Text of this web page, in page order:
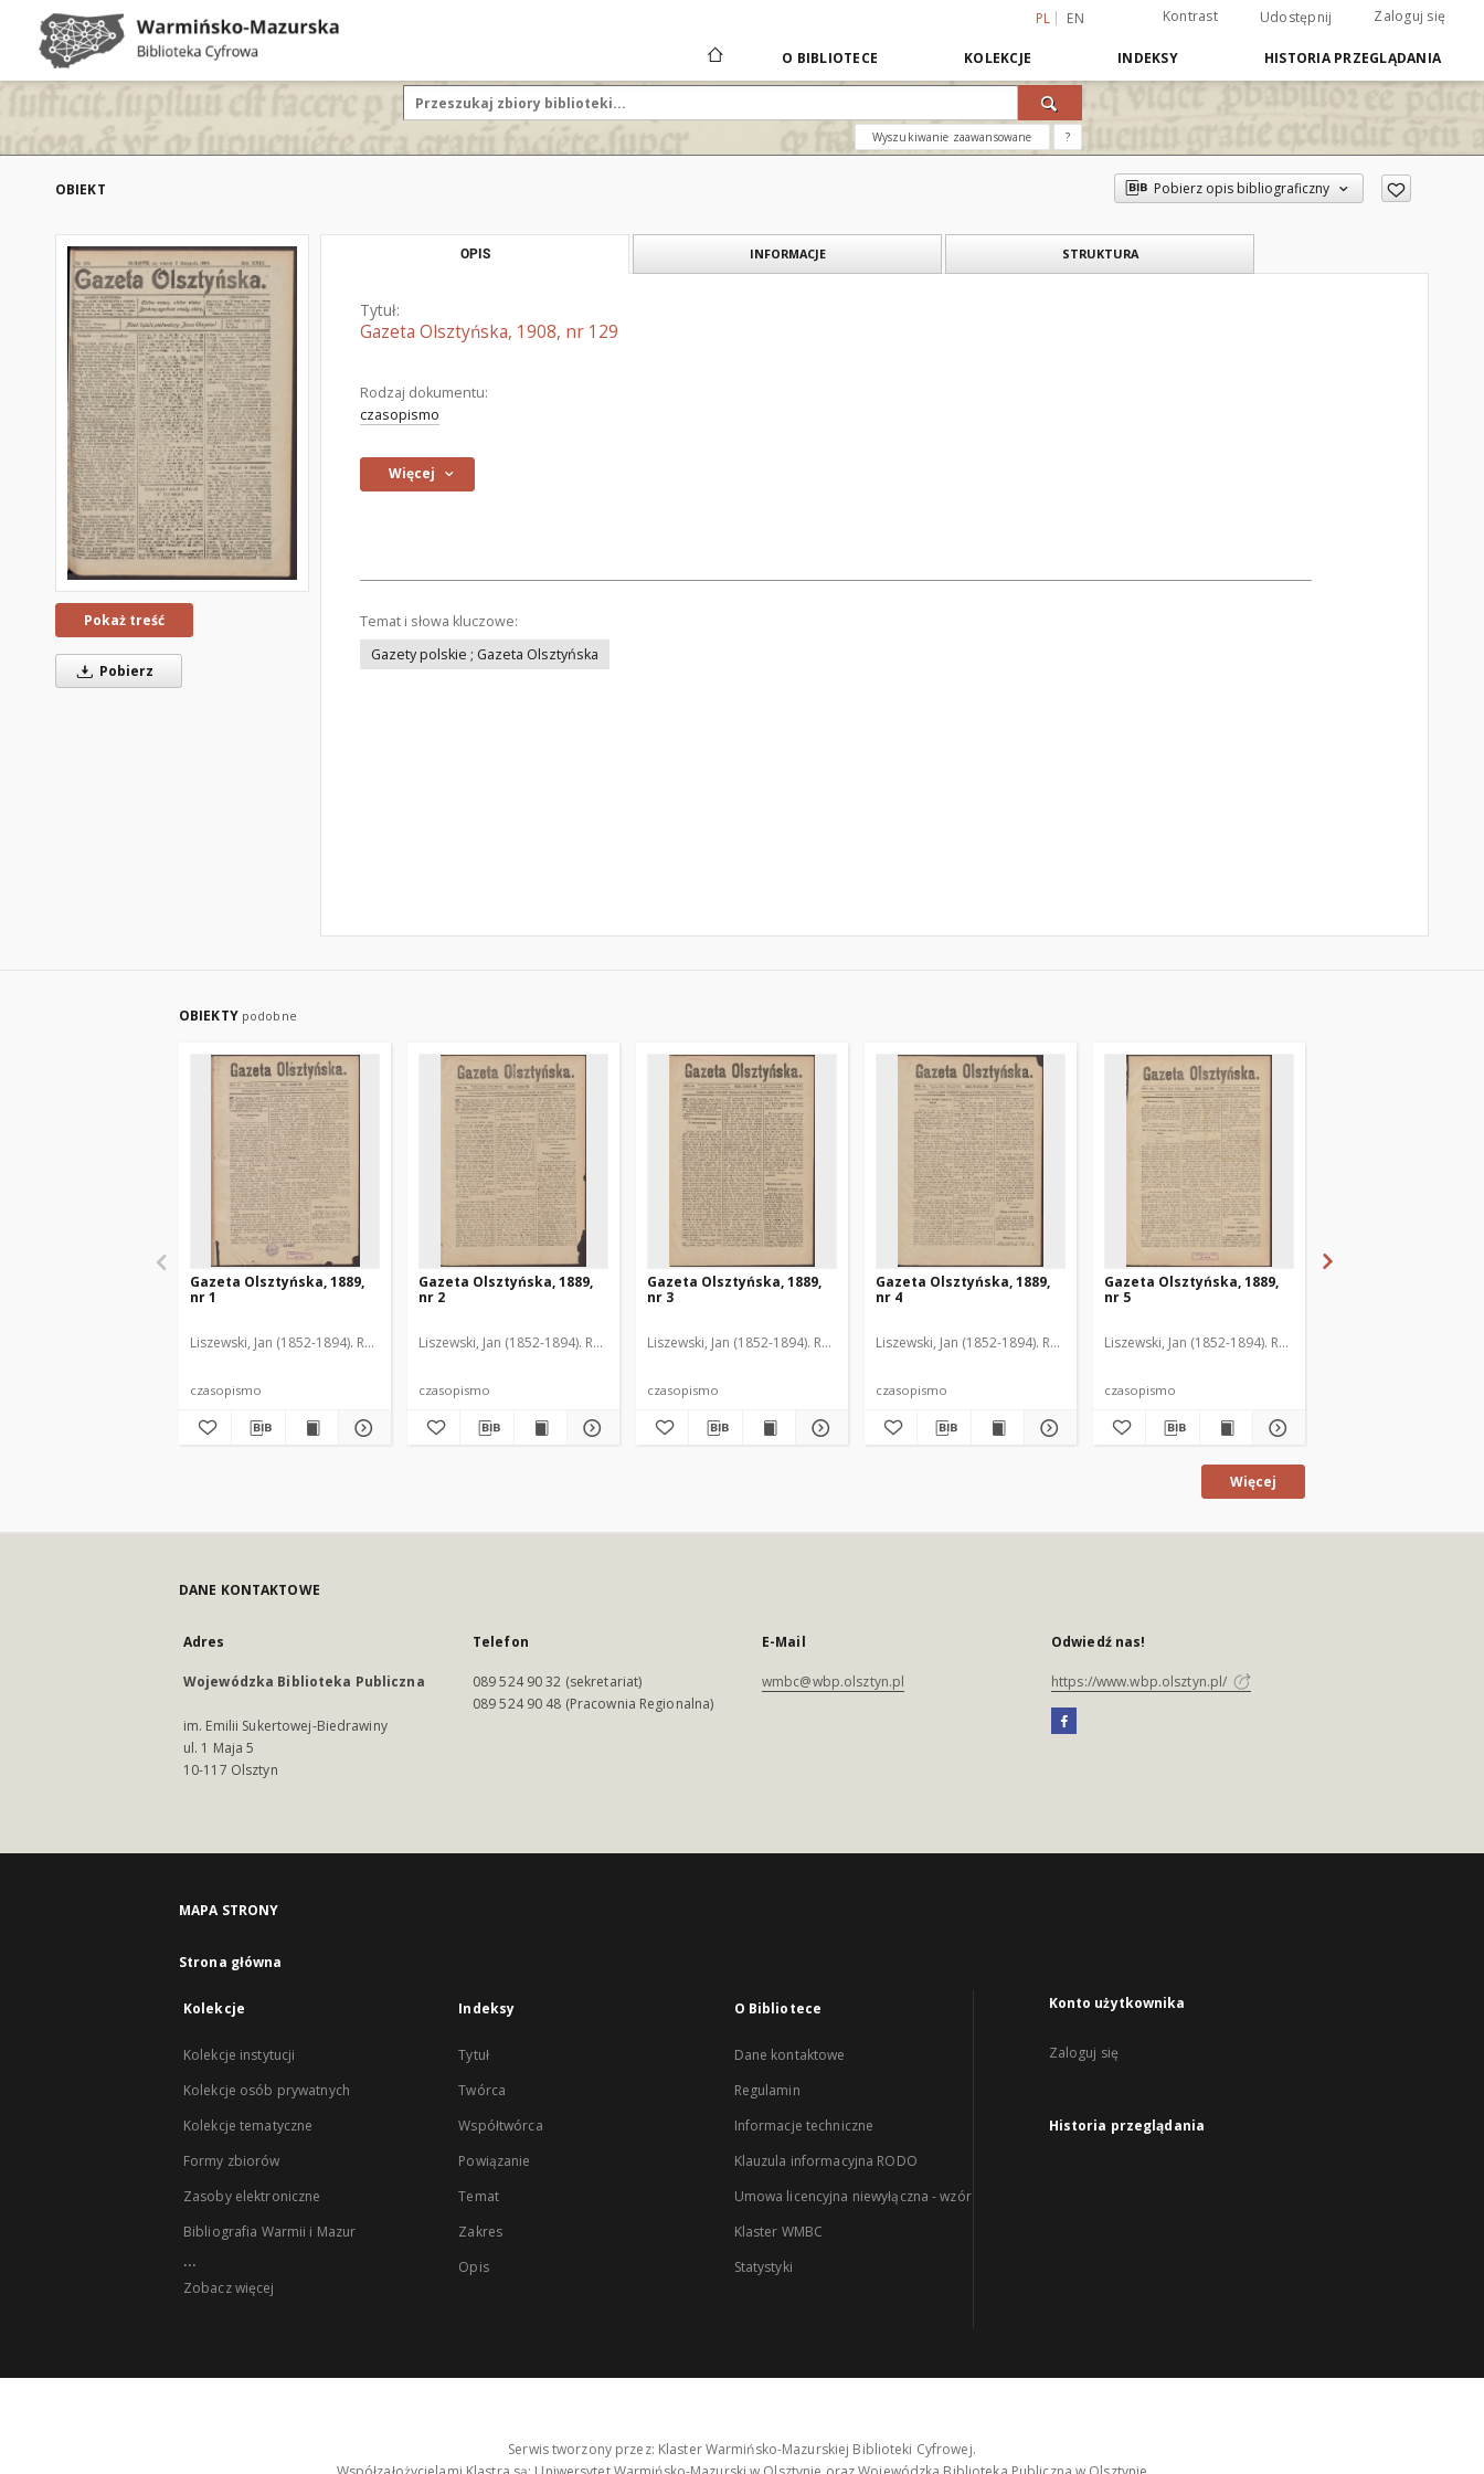
PL EN Kontrast Udostępnij Zaloguj się
O BIBLIOTECE KOLEKCJE INDEKSY HISTORIA PRZEGLĄDANIA
Wyszukiwanie zaawansowane ?
OBIEKT Pobierz opis bibliograficzny
Pokaż treść
Pobierz
OPIS INFORMACJE STRUKTURA
Tytuł:
Gazeta Olsztyńska, 1908, nr 129
Rodzaj dokumentu:
czasopismo
Więcej
Temat i słowa kluczowe:
Gazety polskie ; Gazeta Olsztyńska
OBIEKTY podobne
Gazeta Olsztyńska, 1889,
nr 1
Liszewski, Jan (1852-1894). Red.
czasopismo
Gazeta Olsztyńska, 1889,
nr 2
Liszewski, Jan (1852-1894). Red.
czasopismo
Gazeta Olsztyńska, 1889,
nr 3
Liszewski, Jan (1852-1894). Red.
czasopismo
Gazeta Olsztyńska, 1889,
nr 4
Liszewski, Jan (1852-1894). Red.
czasopismo
Gazeta Olsztyńska, 1889,
nr 5
Liszewski, Jan (1852-1894). Red.
czasopismo
Więcej
DANE KONTAKTOWE
Adres
Wojewódzka Biblioteka Publiczna
im. Emilii Sukertowej-Biedrawiny
ul. 1 Maja 5
10-117 Olsztyn
Telefon
089 524 90 32 (sekretariat)
089 524 90 48 (Pracownia Regionalna)
E-Mail
wmbc@wbp.olsztyn.pl
Odwiedź nas!
https://www.wbp.olsztyn.pl/
MAPA STRONY
Strona główna
Kolekcje
Kolekcje instytucji
Kolekcje osób prywatnych
Kolekcje tematyczne
Formy zbiorów
Zasoby elektroniczne
Bibliografia Warmii i Mazur
...
Zobacz więcej
Indeksy
Tytuł
Twórca
Współtwórca
Powiązanie
Temat
Zakres
Opis
O Bibliotece
Dane kontaktowe
Regulamin
Informacje techniczne
Klauzula informacyjna RODO
Umowa licencyjna niewyłączna - wzór
Klaster WMBC
Statystyki
Konto użytkownika
Zaloguj się
Historia przeglądania
Serwis tworzony przez: Klaster Warmińsko-Mazurskiej Biblioteki Cyfrowej.